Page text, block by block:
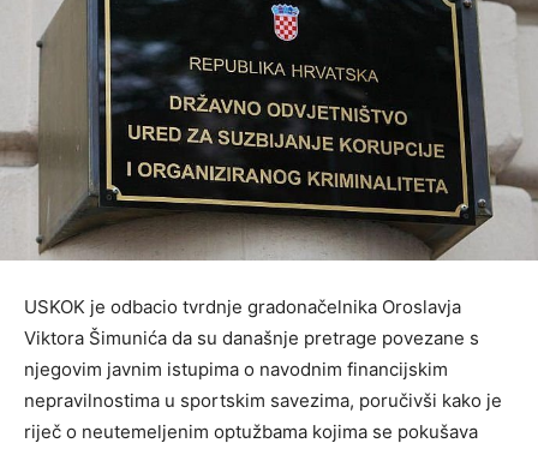
USKOK je odbacio tvrdnje gradonačelnika Oroslavja
Viktora Šimunića da su današnje pretrage povezane s
njegovim javnim istupima o navodnim financijskim
nepravilnostima u sportskim savezima, poručivši kako je
riječ o neutemeljenim optužbama kojima se pokušava